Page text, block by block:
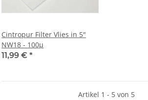
Cintropur Filter Vlies in 5"
NW18 - 100µ
11,99 €*
Artikel 1 - 5 von 5